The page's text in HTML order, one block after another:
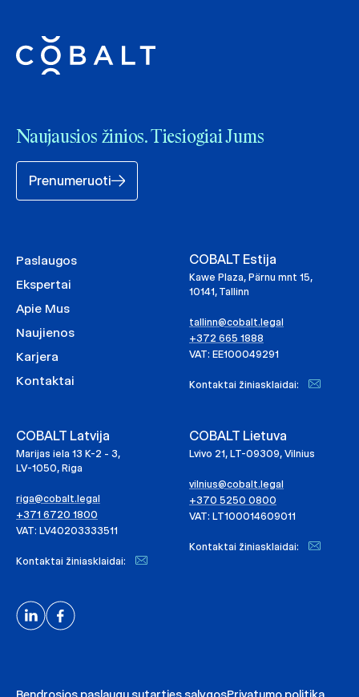
Naujausios žinios. Tiesiogiai Jums
Prenumeruoti
Paslaugos
Ekspertai
Apie Mus
Naujienos
Karjera
Kontaktai
COBALT Estija
Kawe Plaza, Pärnu mnt 15,
10141, Tallinn
tallinn@cobalt.legal
+372 665 1888
VAT: EE100049291
Kontaktai žiniasklaidai:
COBALT Latvija
Marijas iela 13 K-2 - 3,
LV-1050, Riga
riga@cobalt.legal
+371 6720 1800
VAT: LV40203333511
Kontaktai žiniasklaidai:
COBALT Lietuva
Lvivo 21, LT-09309, Vilnius
vilnius@cobalt.legal
+370 5250 0800
VAT: LT100014609011
Kontaktai žiniasklaidai: